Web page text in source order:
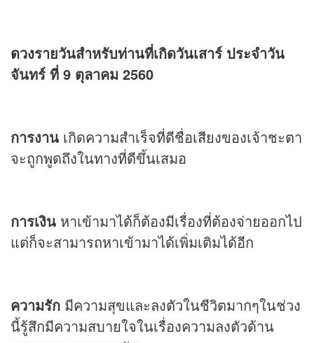
ดวงรายวันสำหรับท่านที่เกิดวันเสาร์ ประจำวัน
จันทร์ ที่ 9 ตุลาคม 2560
การงาน เกิดความสำเร็จที่ดีชื่อเสียงของเจ้าชะตา
จะถูกพูดถึงในทางที่ดีขึ้นเสมอ
การเงิน หาเข้ามาได้ก็ต้องมีเรื่องที่ต้องจ่ายออกไป
แต่ก็จะสามารถหาเข้ามาได้เพิ่มเติมได้อีก
ความรัก มีความสุขและลงตัวในชีวิตมากๆในช่วง
นี้รู้สึกมีความสบายใจในเรื่องความลงตัวด้าน